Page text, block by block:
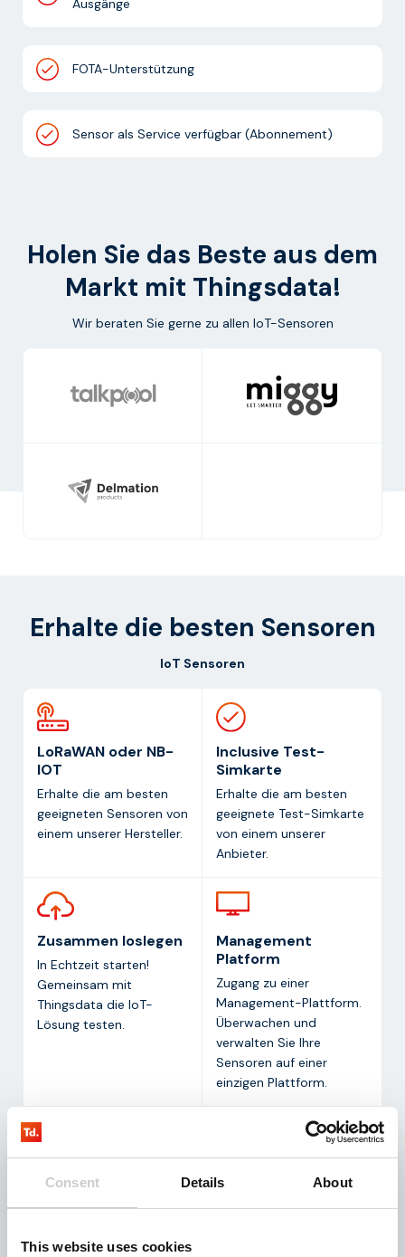
Consent Details About
This website uses cookies
Ausgänge
FOTA-Unterstützung
Sensor als Service verfügbar (Abonnement)
Holen Sie das Beste aus dem
Markt mit Thingsdata!
Wir beraten Sie gerne zu allen IoT-Sensoren
Erhalte die besten Sensoren
IoT Sensoren
LoRaWAN oder NB-
IOT
Erhalte die am besten
geeigneten Sensoren von
einem unserer Hersteller.
Inclusive Test-
Simkarte
Erhalte die am besten
geeignete Test-Simkarte
von einem unserer
Anbieter.
Zusammen loslegen
In Echtzeit starten!
Gemeinsam mit
Thingsdata die IoT-
Lösung testen.
Management
Platform
Zugang zu einer
Management-Plattform.
Überwachen und
verwalten Sie Ihre
Sensoren auf einer
einzigen Plattform.
Rahmen des Tests SMS-
empfangen/zu
immer für Sie da.